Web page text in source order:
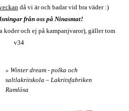
då vi är och badar vid bra väder :)
från oss på Ninasmat!
koder och ej på kampanjvaror), gäller tom
v34
» Winter dream - polka och
saltlakritskola – Lakritsfabriken
Ramlösa